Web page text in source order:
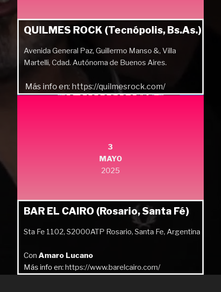
QUILMES ROCK (Tecnópolis, Bs.As.)
Avenida General Paz, Guillermo Manso &, Villa
Martelli, Cdad. Autónoma de Buenos Aires.
Más info en: https://quilmesrock.com/
3
MAYO
2025
BAR EL CAIRO (Rosario, Santa Fé)
Sta Fe 1102, S2000ATP Rosario, Santa Fe, Argentina
Con Amaro Lucano
Más info en: https://www.barelcairo.com/